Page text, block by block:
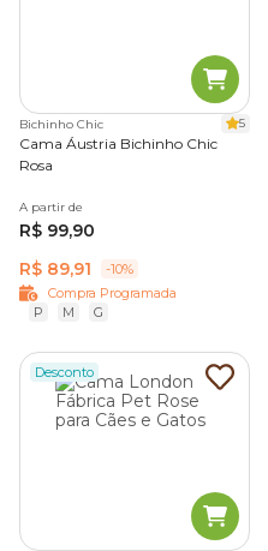
Bichinho Chic 5
Cama Áustria Bichinho Chic
Rosa
A partir de
R$ 99,90
R$ 89,91
-10%
Compra Programada
P
M G
Desconto